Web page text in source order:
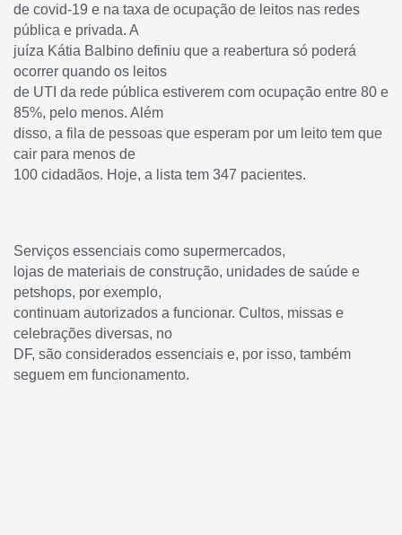
de covid-19 e na taxa de ocupação de leitos nas redes
pública e privada. A
juíza Kátia Balbino definiu que a reabertura só poderá
ocorrer quando os leitos
de UTI da rede pública estiverem com ocupação entre 80 e
85%, pelo menos. Além
disso, a fila de pessoas que esperam por um leito tem que
cair para menos de
100 cidadãos. Hoje, a lista tem 347 pacientes.
Serviços essenciais como supermercados,
lojas de materiais de construção, unidades de saúde e
petshops, por exemplo,
continuam autorizados a funcionar. Cultos, missas e
celebrações diversas, no
DF, são considerados essenciais e, por isso, também
seguem em funcionamento.